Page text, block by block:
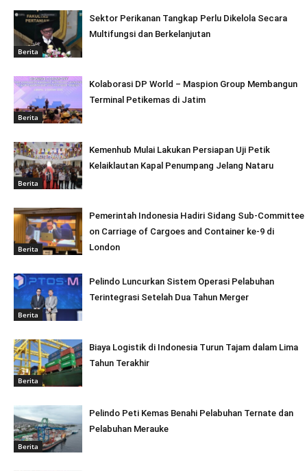
Berita
Sektor Perikanan Tangkap Perlu Dikelola Secara
Multifungsi dan Berkelanjutan
Berita
Kolaborasi DP World – Maspion Group Membangun
Terminal Petikemas di Jatim
Berita
Kemenhub Mulai Lakukan Persiapan Uji Petik
Kelaiklautan Kapal Penumpang Jelang Nataru
Berita
Pemerintah Indonesia Hadiri Sidang Sub-Committee
on Carriage of Cargoes and Container ke-9 di
London
Berita
Pelindo Luncurkan Sistem Operasi Pelabuhan
Terintegrasi Setelah Dua Tahun Merger
Berita
Biaya Logistik di Indonesia Turun Tajam dalam Lima
Tahun Terakhir
Berita
Pelindo Peti Kemas Benahi Pelabuhan Ternate dan
Pelabuhan Merauke